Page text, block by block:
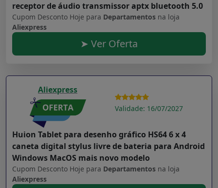
receptor de áudio transmissor aptx bluetooth 5.0
Cupom Desconto Hoje para Departamentos na loja
Aliexpress
➤ Ver Oferta
Aliexpress
Validade: 16/07/2027
Huion Tablet para desenho gráfico HS64 6 x 4
caneta digital stylus livre de bateria para Android
Windows MacOS mais novo modelo
Cupom Desconto Hoje para Departamentos na loja
Aliexpress